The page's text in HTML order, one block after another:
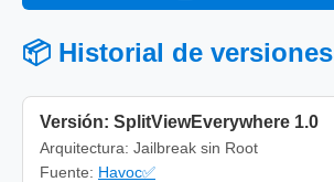
📦 Historial de versiones
Versión: SplitViewEverywhere 1.0
Arquitectura: Jailbreak sin Root
Fuente: Havoc✅